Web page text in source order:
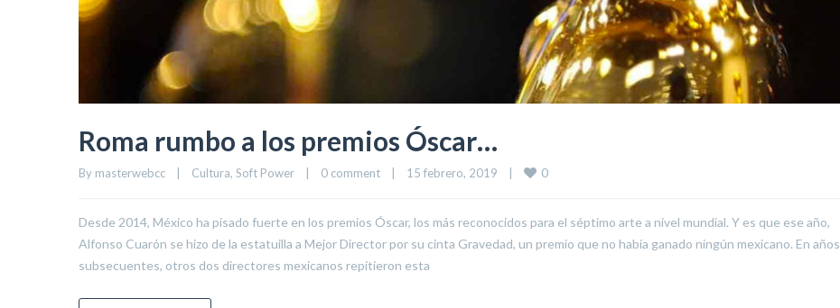
Roma rumbo a los premios Óscar…
By masterwebcc Cultura, Soft Power 0 comment 15 febrero, 2019 0
Desde 2014, México ha pisado fuerte en los premios Óscar, los más reconocidos para el séptimo arte a nivel mundial. Y es que ese año,
Alfonso Cuarón se hizo de la estatuilla a Mejor Director por su cinta Gravedad, un premio que no había ganado ningún mexicano. En años
subsecuentes, otros dos directores mexicanos repitieron esta